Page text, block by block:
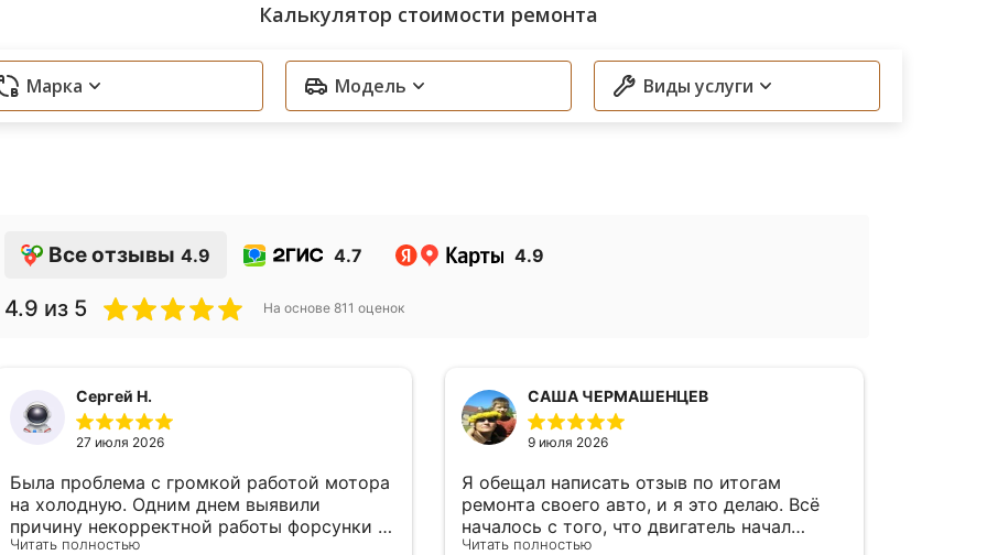
Калькулятор стоимости ремонта
Марка Модель Виды услуги
Все отзывы 4.9 4.7 4.9
4.9 из 5 На основе 811 оценок
Сергей Н.
27 июля 2026
Была проблема с громкой работой мотора
на холодную. Одним днем выявили
причину некорректной работы форсунки и
устранили. 👍
Читать полностью
СAША ЧЕРМАШЕНЦЕВ
9 июля 2026
Я обещал написать отзыв по итогам
ремонта своего авто, и я это делаю. Всё
началось с того, что двигатель начал
греться. Заехал к ребятам рандомно
Читать полностью